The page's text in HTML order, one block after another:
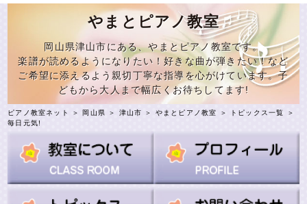
やまとピアノ教室
岡山県津山市にある、やまとピアノ教室です。
楽譜が読めるようになりたい！好きな曲が弾きたい！など
ご希望に添えるよう親切丁寧な指導を心がけています。子
どもから大人まで幅広くお待ちしてます!
ピアノ教室ネット ＞ 岡山県 ＞ 津山市 ＞ やまとピアノ教室 ＞ トピックス一覧
＞
毎日元気!